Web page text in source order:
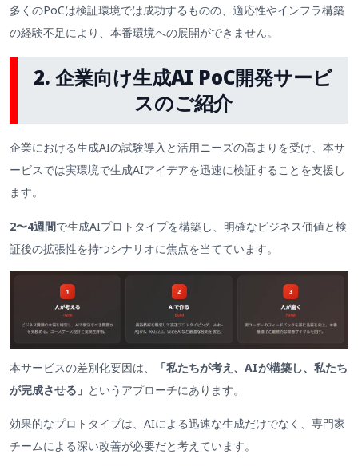
多くのPoCは検証環境では成功するものの、適応性やインフラ構築
の経験不足により、本番環境への展開ができません。
2. 企業向け生成AI PoC開発サービ
スのご紹介
企業における生成AIの試験導入と活用ニーズの高まりを受け、本サ
ービスでは実環境で生成AIアイデアを迅速に検証することを支援し
ます。
2〜4週間で生成AIプロトタイプを構築し、明確なビジネス価値と検
証後の拡張性を持つシナリオに焦点を当てています。
本サービスの差別化要因は、
「私たちが考え、AIが構築し、私たち
が完成させる」 というアプローチにあります。
効果的なプロトタイプは、AIによる迅速な生成だけでなく、専門家
チームによる深い改善が必要だと考えています。